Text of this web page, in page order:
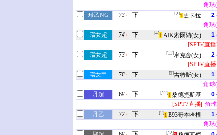
角球
瑞乙NG
73' 下 [2]1 史卡拉
2
角球
瑞女超
74' 下 [4]1 AIK索爾納(女)
1
[SPTV直
瑞女超
73' 下 [11]韋克舍(女)
2
[SPTV直
瑞女甲
70' 下 [9]吉特斯(女)
1
角球
丹超
69' 下 [12]1 桑德捷斯基
0
[SPTV直播] 角
丹乙
72' 下 [2]1 B93哥本哈根
1
角球
[12]